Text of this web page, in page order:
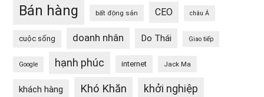
Bán hàng bất động sản CEO châu Á
cuộc sống doanh nhân Do Thái Giao tiếp
Google hạnh phúc internet Jack Ma
khách hàng Khó Khăn khởi nghiệp